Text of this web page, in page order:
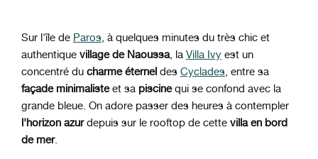
Sur l'île de Paros , à quelques minutes du très chic et
authentique village de Naoussa, la Villa Ivy est un
concentré du charme éternel des Cyclades , entre sa
façade minimalisteet sa piscinequi se confond avec la
grande bleue. On adore passer des heures à contempler
l'horizon azurdepuis sur le rooftop de cette villa en bord
de mer.